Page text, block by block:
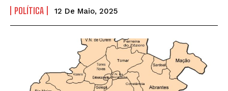
POLÍTICA 12 De Maio, 2025